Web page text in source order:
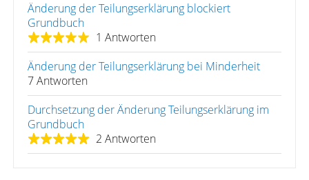
Änderung der Teilungserklärung blockiert
Grundbuch
1 Antworten
Änderung der Teilungserklärung bei Minderheit
7 Antworten
Durchsetzung der Änderung Teilungserklärung im
Grundbuch
2 Antworten